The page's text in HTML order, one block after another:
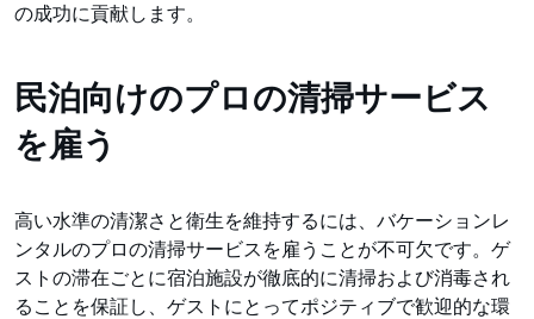
の成功に貢献します。
民泊向けのプロの清掃サービス
を雇う
高い水準の清潔さと衛生を維持するには、バケーションレ
ンタルのプロの清掃サービスを雇うことが不可欠です。ゲ
ストの滞在ごとに宿泊施設が徹底的に清掃および消毒され
ることを保証し、ゲストにとってポジティブで歓迎的な環